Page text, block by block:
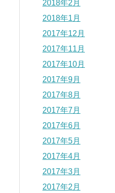
2018年2月
2018年1月
2017年12月
2017年11月
2017年10月
2017年9月
2017年8月
2017年7月
2017年6月
2017年5月
2017年4月
2017年3月
2017年2月